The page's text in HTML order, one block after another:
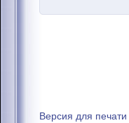
Версия для печати